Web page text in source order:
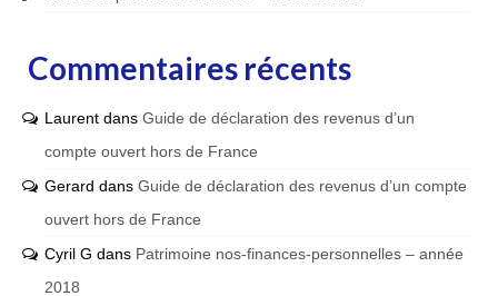
Commentaires récents
Laurent dans Guide de déclaration des revenus d’un
compte ouvert hors de France
Gerard dans Guide de déclaration des revenus d’un compte
ouvert hors de France
Cyril G dans Patrimoine nos-finances-personnelles – année
2018